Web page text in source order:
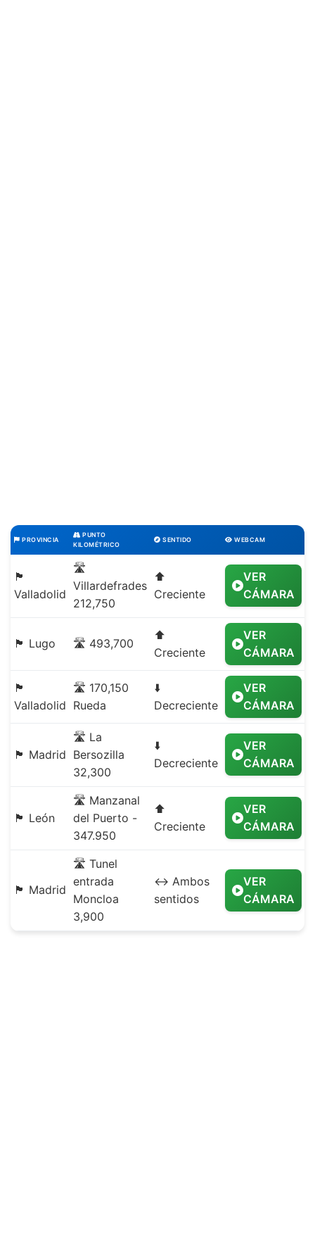
PROVINCIA
PUNTO
KILOMÉTRICO
SENTIDO WEBCAM
🏴
Valladolid
🛣️
Villardefrades
212,750
⬆️
Creciente
VER
CÁMARA
🏴 Lugo 🛣️ 493,700
⬆️
Creciente
VER
CÁMARA
🏴
Valladolid
🛣️ 170,150
Rueda
⬇️
Decreciente
VER
CÁMARA
🏴 Madrid
🛣️ La
Bersozilla
32,300
⬇️
Decreciente
VER
CÁMARA
🏴 León
🛣️ Manzanal
del Puerto -
347.950
⬆️
Creciente
VER
CÁMARA
🏴 Madrid
🛣️ Tunel
entrada
Moncloa
3,900
↔️ Ambos
sentidos
VER
CÁMARA